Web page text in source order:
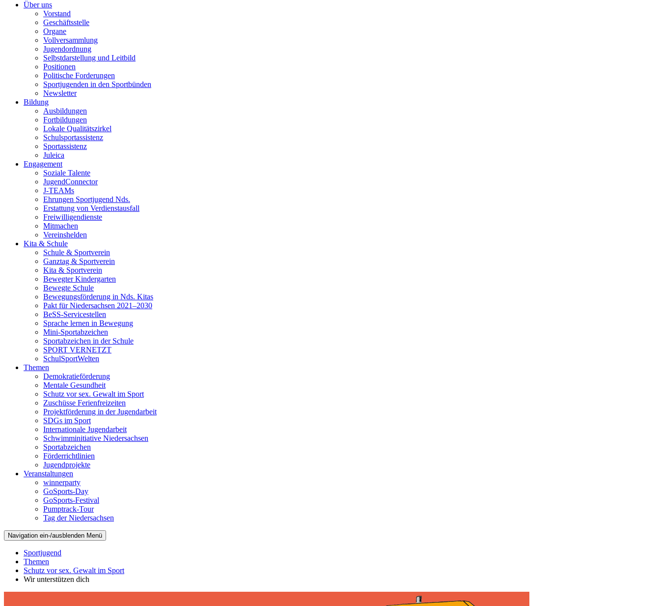
Über uns
Vorstand
Geschäftsstelle
Organe
Vollversammlung
Jugendordnung
Selbstdarstellung und Leitbild
Positionen
Politische Forderungen
Sportjugenden in den Sportbünden
Newsletter
Bildung
Ausbildungen
Fortbildungen
Lokale Qualitätszirkel
Schulsportassistenz
Sportassistenz
Juleica
Engagement
Soziale Talente
JugendConnector
J-TEAMs
Ehrungen Sportjugend Nds.
Erstattung von Verdienstausfall
Freiwilligendienste
Mitmachen
Vereinshelden
Kita & Schule
Schule & Sportverein
Ganztag & Sportverein
Kita & Sportverein
Bewegter Kindergarten
Bewegte Schule
Bewegungsförderung in Nds. Kitas
Pakt für Niedersachsen 2021–2030
BeSS-Servicestellen
Sprache lernen in Bewegung
Mini-Sportabzeichen
Sportabzeichen in der Schule
SPORT VERNETZT
SchulSportWelten
Themen
Demokratieförderung
Mentale Gesundheit
Schutz vor sex. Gewalt im Sport
Zuschüsse Ferienfreizeiten
Projektförderung in der Jugendarbeit
SDGs im Sport
Internationale Jugendarbeit
Schwimminitiative Niedersachsen
Sportabzeichen
Förderrichtlinien
Jugendprojekte
Veranstaltungen
winnerparty
GoSports-Day
GoSports-Festival
Pumptrack-Tour
Tag der Niedersachsen
Navigation ein-/ausblenden Menü
Sportjugend
Themen
Schutz vor sex. Gewalt im Sport
Wir unterstützen dich